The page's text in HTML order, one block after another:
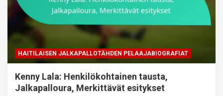
HAITILAISEN JALKAPALLOTÄHDEN PELAAJABIOGRAFIAT
Kenny Lala: Henkilökohtainen tausta,
Jalkapalloura, Merkittävät esitykset